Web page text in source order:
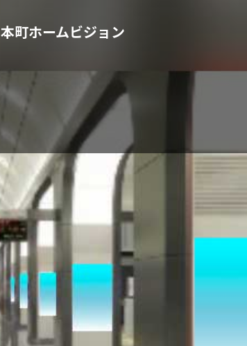
本町ホームビジョン